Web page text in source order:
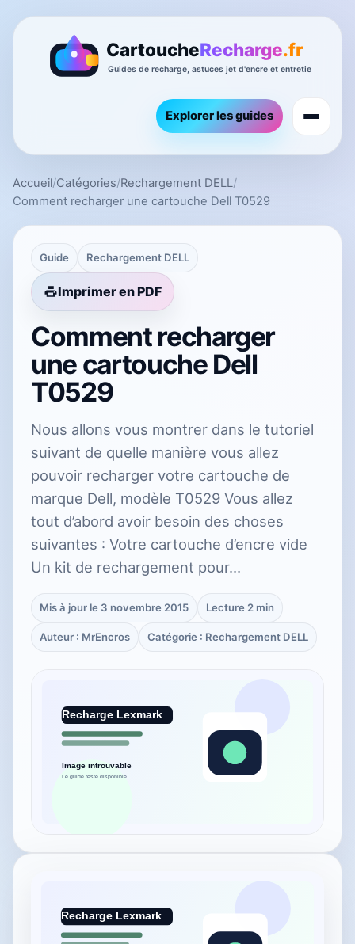
Explorer les guides
Accueil/Catégories/Rechargement DELL/
Comment recharger une cartouche Dell T0529
Guide Rechargement DELL
Imprimer en PDF
Comment recharger
une cartouche Dell
T0529
Nous allons vous montrer dans le tutoriel
suivant de quelle manière vous allez
pouvoir recharger votre cartouche de
marque Dell, modèle T0529 Vous allez
tout d’abord avoir besoin des choses
suivantes : Votre cartouche d’encre vide
Un kit de rechargement pour…
Mis à jour le 3 novembre 2015 Lecture 2 min
Auteur : MrEncros Catégorie : Rechargement DELL